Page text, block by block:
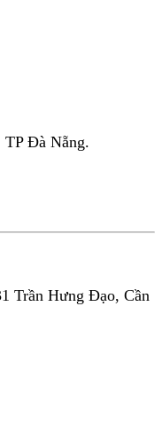
TP Đà Nẵng.
Trần Hưng Đạo, Cần